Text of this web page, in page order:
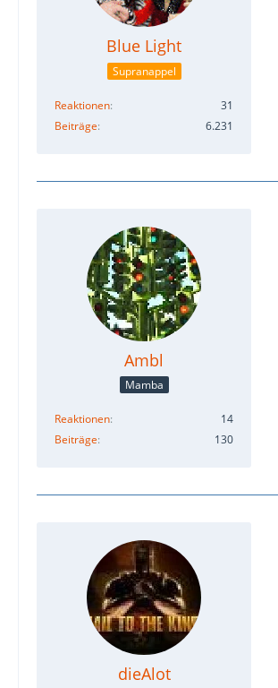
Blue Light
Supranappel
Reaktionen
31
Beiträge
6.231
Ambl
Mamba
Reaktionen
14
Beiträge
130
dieAlot